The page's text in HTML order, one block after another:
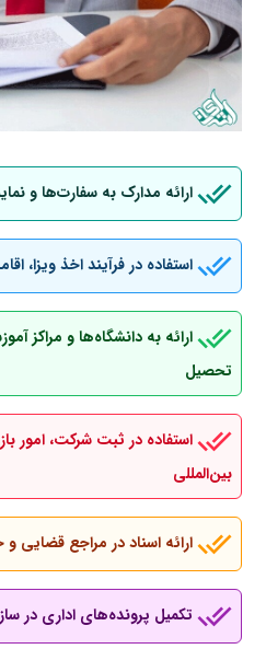
ارائه مدارک به سفارت‌ها و
استفاده در فرآیند اخذ ویزا،
ارائه به دانشگاه‌ها و مراکز
تحصیل
استفاده در ثبت شرکت، امور
بین‌المللی
ارائه اسناد در مراجع قضایی
تکمیل پرونده‌های اداری در